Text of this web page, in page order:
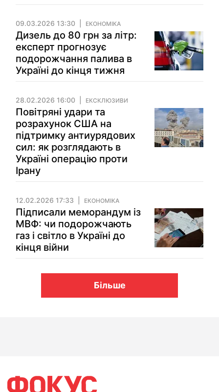
09.03.2026 13:30 ЕКОНОМІКА
Дизель до 80 грн за літр:
експерт прогнозує
подорожчання палива в
Україні до кінця тижня
28.02.2026 16:00 ЕКСКЛЮЗИВИ
Повітряні удари та
розрахунок США на
підтримку антиурядових
сил: як розглядають в
Україні операцію проти
Ірану
12.02.2026 17:33 ЕКОНОМІКА
Підписали меморандум із
МВФ: чи подорожчають
газ і світло в Україні до
кінця війни
Більше